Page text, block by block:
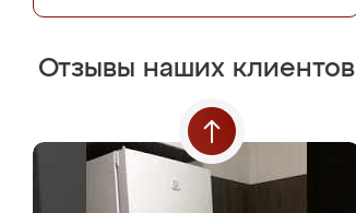
Отзывы наших клиентов